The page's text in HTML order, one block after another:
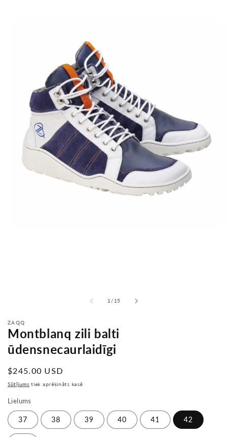
1 / no
15
ZAQQ
Montblanq zili balti
ūdensnecaurlaidīgi
Parastā
cena
$245.00 USD
Sūtījums tiek aprēķināts kasē
Lielums
37 38 39 40 41 42